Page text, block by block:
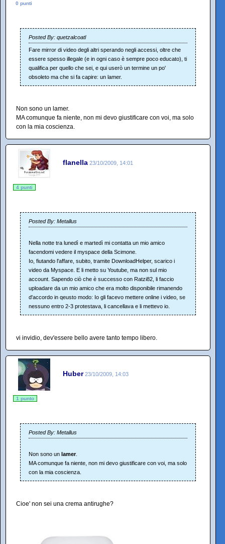
0 punti
Posted By: quetzalcoatl
Fare mirror di video degli altri sperando negli accessi, oltre che
essere spesso illegale (e in ogni caso è sempre poco educato), ti
qualifica per quello che sei, e qui userò un termine un po'
obsoleto ma che si fa capire: un lamer.
Non sono un lamer.
MA comunque fa niente, non mi devo giustificare con voi, ma solo
con la mia coscienza.
flanella 23/10/2009, 14:01
4 punti
Posted By: Metallus
Nella notte tra lunedì e martedì mi contatta un mio amico
facendomi vedere il myspace della Scimone.
Io, fiutando l'affare, subito, tramite DownloadHelper, scarico i
video da Myspace. E li metto su Youtube, ma non sul mio
account. Sapendo ciò che è successo con Ratzi82, li faccio
uploadare da un mio amico che era molto disponibile rimanendo
d'accordo in qeusto modo: Io gli facevo mettere online i video, se
nessuno entro 2-3 protestava, li cancellava e li mettevo io.
vi invidio, dev'essere bello avere tanto tempo libero.
Huber 23/10/2009, 14:03
1 punto
Posted By: Metallus
Non sono un lamer.
MA comunque fa niente, non mi devo giustificare con voi, ma solo
con la mia coscienza.
Cioe' non sei una crema antirughe?